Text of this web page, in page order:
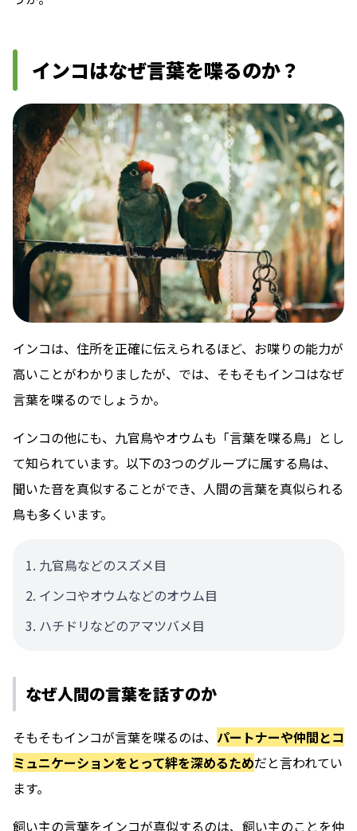
インコはなぜ言葉を喋るのか？
インコは、住所を正確に伝えられるほど、お喋りの能力が
高いことがわかりましたが、では、そもそもインコはなぜ
言葉を喋るのでしょうか。
インコの他にも、九官鳥やオウムも「言葉を喋る鳥」とし
て知られています。以下の3つのグループに属する鳥は、
聞いた音を真似することができ、人間の言葉を真似られる
鳥も多くいます。
九官鳥などのスズメ目
インコやオウムなどのオウム目
ハチドリなどのアマツバメ目
なぜ人間の言葉を話すのか
そもそもインコが言葉を喋るのは、 パートナーや仲間とコ
ミュニケーションをとって絆を深めるためだと言われてい
ます。
飼い主の言葉をインコが真似するのは、飼い主のことを仲